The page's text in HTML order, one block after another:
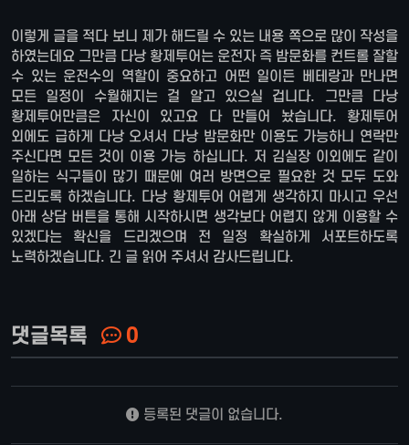
이렇게 글을 적다 보니 제가 해드릴 수 있는 내용 쪽으로 많이 작성을
하였는데요 그만큼 다낭 황제투어는 운전자 즉 밤문화를 컨트롤 잘할
수 있는 운전수의 역할이 중요하고 어떤 일이든 베테랑과 만나면
모든 일정이 수월해지는 걸 알고 있으실 겁니다. 그만큼 다낭
황제투어만큼은 자신이 있고요 다 만들어 놨습니다. 황제투어
외에도 급하게 다낭 오셔서 다낭 밤문화만 이용도 가능하니 연락만
주신다면 모든 것이 이용 가능 하십니다. 저 김실장 이외에도 같이
일하는 식구들이 많기 때문에 여러 방면으로 필요한 것 모두 도와
드리도록 하겠습니다. 다낭 황제투어 어렵게 생각하지 마시고 우선
아래 상담 버튼을 통해 시작하시면 생각보다 어렵지 않게 이용할 수
있겠다는 확신을 드리겠으며 전 일정 확실하게 서포트하도록
노력하겠습니다. 긴 글 읽어 주셔서 감사드립니다.
댓글목록 0
등록된 댓글이 없습니다.